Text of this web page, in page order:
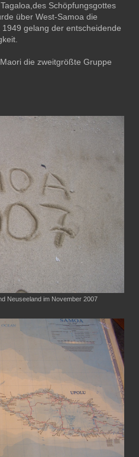
Schöpfungsgottes
über West-Samoa die
gelang der entscheidende
die zweitgrößte Gruppe
Neuseeland im November 2007